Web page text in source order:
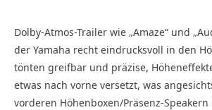
Dolby-Atmos-Trailer wie „Amaze“ und
der Yamaha recht eindrucksvoll in den
tönten greifbar und präzise,
etwas nach vorne versetzt, was
vorderen Höhenboxen/Präsenz-